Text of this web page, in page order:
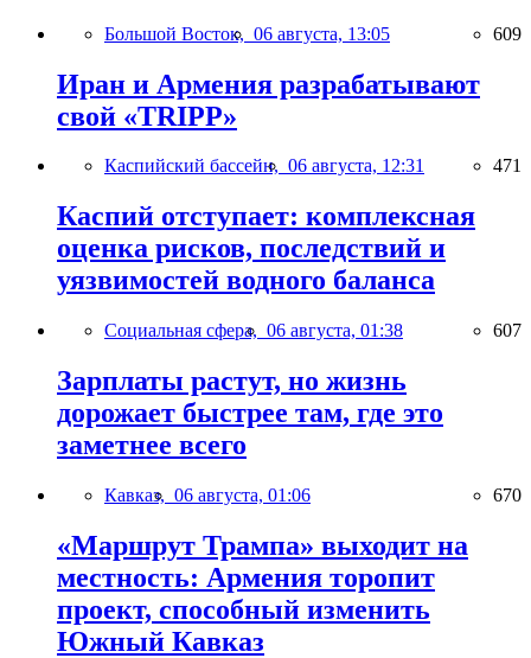
Большой Восток, 06 августа, 13:05 609
Иран и Армения разрабатывают
свой «TRIPP»
Каспийский бассейн, 06 августа, 12:31 471
Каспий отступает: комплексная
оценка рисков, последствий и
уязвимостей водного баланса
Социальная сфера, 06 августа, 01:38 607
Зарплаты растут, но жизнь
дорожает быстрее там, где это
заметнее всего
Кавказ, 06 августа, 01:06 670
«Маршрут Трампа» выходит на
местность: Армения торопит
проект, способный изменить
Южный Кавказ